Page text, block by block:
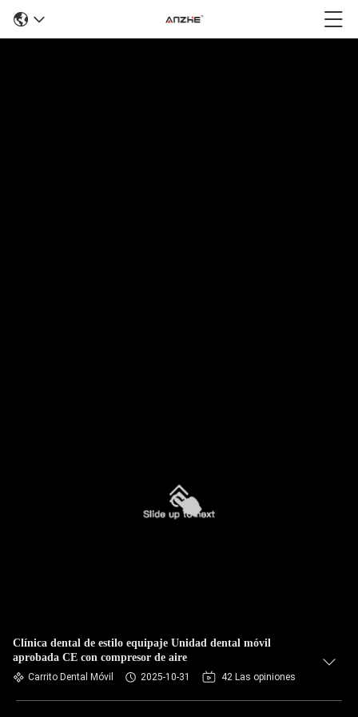
Clínica dental de estilo equipaje Unidad dental móvil
aprobada CE con compresor de aire
Carrito Dental Móvil 2025-10-31 42 Las opiniones